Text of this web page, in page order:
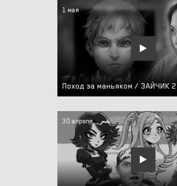
1 мая
30 апреля